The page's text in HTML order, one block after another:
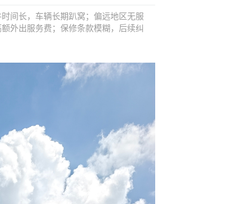
间长，车辆长期趴窝；偏远地区无服
外出服务费；保修条款模糊，后续纠